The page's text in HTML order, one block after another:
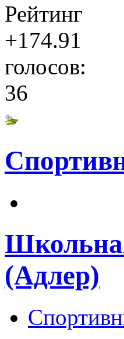
Рейтинг
+174.91
голосов:
36
(Адлер)